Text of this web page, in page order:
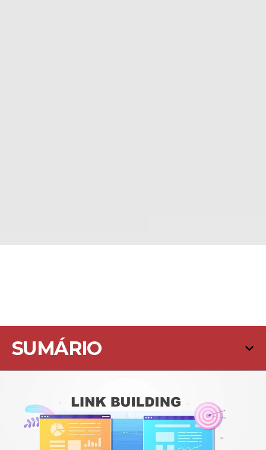
SUMÁRIO